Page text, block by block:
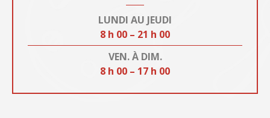
LUNDI AU JEUDI
8 h 00 – 21 h 00
VEN. À DIM.
8 h 00 – 17 h 00